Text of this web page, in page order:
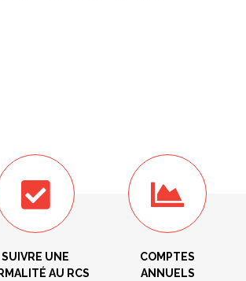
SUIVRE UNE
AU RCS
COMPTES
ANNUELS